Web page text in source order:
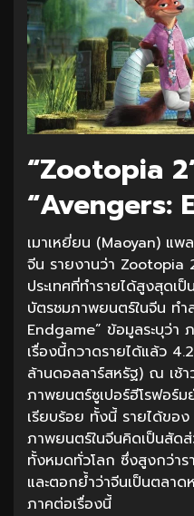
“Zootopia
“Avengers:
เมาเหยี่ยน (Maoyan) แ
จีน รายงานว่า
ประเทศที่ทำรายได้สูงสุดเ
บัตรชมภาพยนตร์ในจีน ท
Endgame” ข้อมูลระบุว่า
เรื่องนี้กวาดรายได้แล้ว
ล้านดอลลาร์สหรัฐ) ณ เช้
ภาพยนตร์ซูเปอร์ฮีโรฟอร์
เรียบร้อย ทั้งนี้ รายได้ขอ
ภาพยนตร์ในจีนคิดเป็นสัด
ทั้งหมดทั่วโลก ซึ่งสูงกว่าร
และตอกย้ำว่าจีนเป็นตลา
ภาคต่อเรื่องนี้